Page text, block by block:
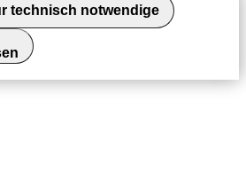
technisch notwendige